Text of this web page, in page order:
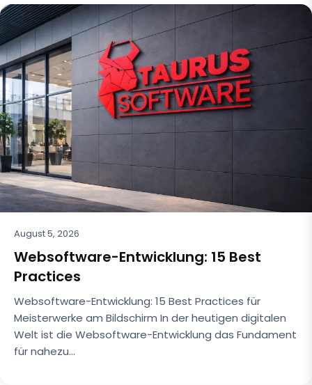
August 5, 2026
Websoftware-Entwicklung: 15 Best
Practices
Websoftware-Entwicklung: 15 Best Practices für
Meisterwerke am Bildschirm In der heutigen digitalen
Welt ist die Websoftware-Entwicklung das Fundament
für nahezu…